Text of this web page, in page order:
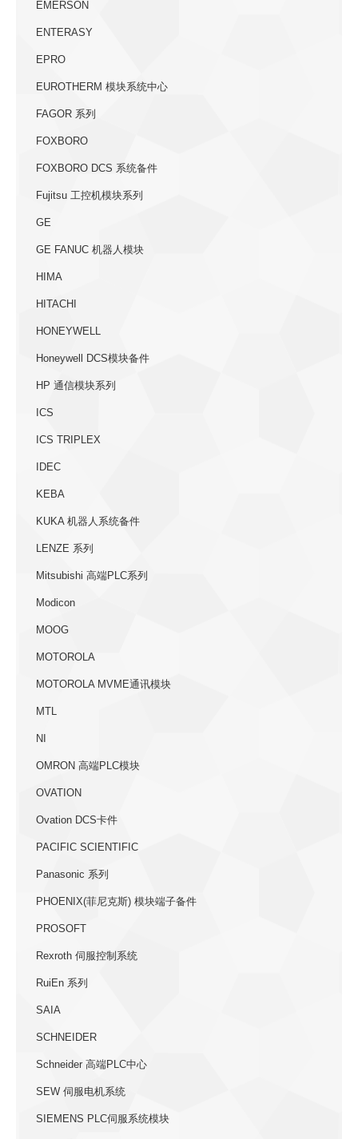
EMERSON
ENTERASY
EPRO
EUROTHERM 模块系统中心
FAGOR 系列
FOXBORO
FOXBORO DCS 系统备件
Fujitsu 工控机模块系列
GE
GE FANUC 机器人模块
HIMA
HITACHI
HONEYWELL
Honeywell DCS模块备件
HP 通信模块系列
ICS
ICS TRIPLEX
IDEC
KEBA
KUKA 机器人系统备件
LENZE 系列
Mitsubishi 高端PLC系列
Modicon
MOOG
MOTOROLA
MOTOROLA MVME通讯模块
MTL
NI
OMRON 高端PLC模块
OVATION
Ovation DCS卡件
PACIFIC SCIENTIFIC
Panasonic 系列
PHOENIX(菲尼克斯) 模块端子备件
PROSOFT
Rexroth 伺服控制系统
RuiEn 系列
SAIA
SCHNEIDER
Schneider 高端PLC中心
SEW 伺服电机系统
SIEMENS PLC伺服系统模块